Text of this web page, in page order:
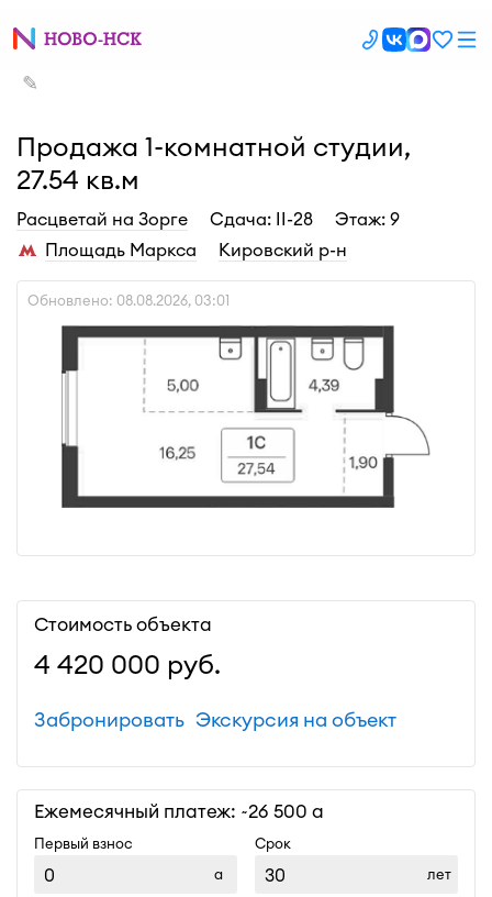
✎
Продажа 1-комнатной студии,
27.54 кв.м
Расцветай на Зорге Cдача: II-28
Этаж: 9
Площадь Маркса
Кировский р-н
Обновлено: 08.08.2026, 03:01
Стоимость объекта
4 420 000 руб.
Экскурсия на объект
Забронировать
Ежемесячный платеж: ~26 500
Первый взнос
Срок
лет